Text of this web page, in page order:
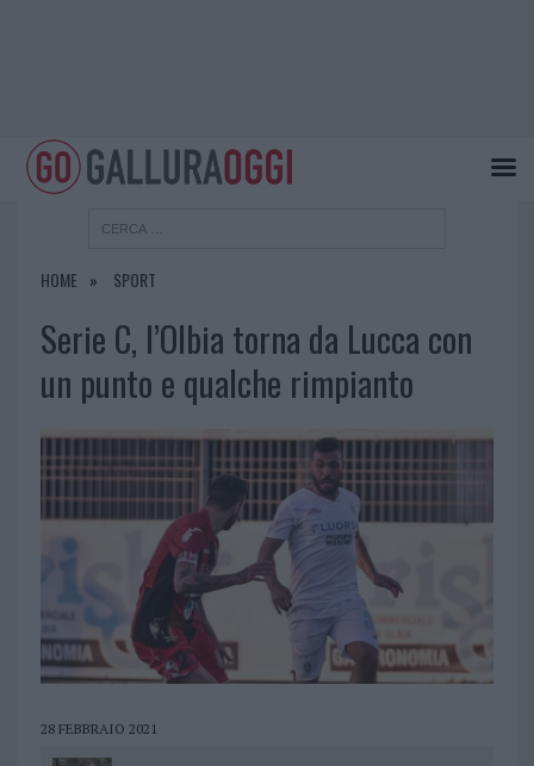
HOME SPORT
Serie C, l’Olbia torna da Lucca con
un punto e qualche rimpianto
28 FEBBRAIO 2021